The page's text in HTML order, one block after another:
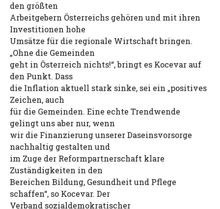
den größten
Arbeitgebern Österreichs gehören und mit ihren
Investitionen hohe
Umsätze für die regionale Wirtschaft bringen.
„Ohne die Gemeinden
geht in Österreich nichts!“, bringt es Kocevar auf
den Punkt. Dass
die Inflation aktuell stark sinke, sei ein „positives
Zeichen, auch
für die Gemeinden. Eine echte Trendwende
gelingt uns aber nur, wenn
wir die Finanzierung unserer Daseinsvorsorge
nachhaltig gestalten und
im Zuge der Reformpartnerschaft klare
Zuständigkeiten in den
Bereichen Bildung, Gesundheit und Pflege
schaffen“, so Kocevar. Der
Verband sozialdemokratischer